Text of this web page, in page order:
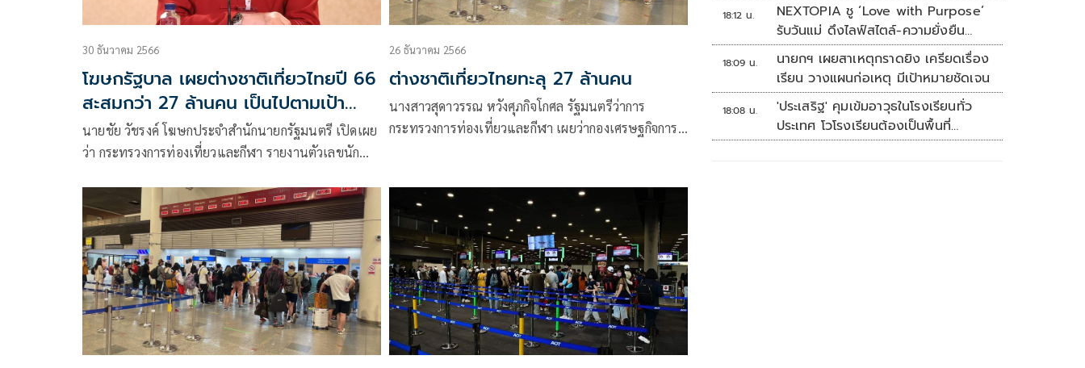
30 ธันวาคม 2566
โฆษกรัฐบาล เผยต่างชาติเที่ยวไทยปี 66
สะสมกว่า 27 ล้านคน เป็นไปตามเป้า
หมายรัฐบาล
นายชัย วัชรงค์ โฆษกประจำสำนักนายกรัฐมนตรี เปิดเผย
ว่า กระทรวงการท่องเที่ยวและกีฬา รายงานตัวเลขนัก
มกราคม – 24 ธันวาคม 2566) กว่า 27 ล้านคน ซึ่งเป็นไป
ตามเป้าหมายที่ นายเศรษฐา ทวีสิน นายกรัฐมนตรีและ
รัฐมนตรีว่าการกระทรวงการคลัง
26 ธันวาคม 2566
ต่างชาติเที่ยวไทยทะลุ 27 ล้านคน
นางสาวสุดาวรรณ หวังศุภกิจโกศล รัฐมนตรีว่าการ
กระทรวงการท่องเที่ยวและกีฬา เผยว่ากองเศรษฐกิจการ
คนในช่วงเดือนสุดท้ายของปีนี้
18:12 น.
NEXTOPIA ชู ‘Love with Purpose’
รับวันแม่ ดึงไลฟ์สไตล์-ความยั่งยืน
สร้างประสบการณ์ช้อปปิงมีความหมาย
18:09 น.
นายกฯ เผยสาเหตุกราดยิง เครียดเรื่อง
เรียน วางแผนก่อเหตุ มีเป้าหมายชัดเจน
18:08 น.
'ประเสริฐ' คุมเข้มอาวุธในโรงเรียนทั่ว
ประเทศ โวโรงเรียนต้องเป็นพื้นที่
ปลอดภัย